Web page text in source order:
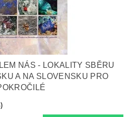
NÁS - LOKALITY SBĚRU
A NA SLOVENSKU PRO